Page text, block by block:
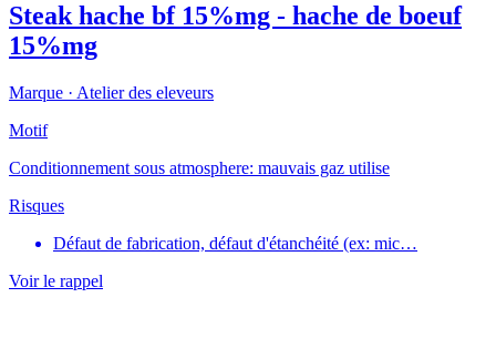
Steak hache bf 15%mg - hache de boeuf
15%mg
Marque · Atelier des eleveurs
Motif
Conditionnement sous atmosphere: mauvais gaz utilise
Risques
Défaut de fabrication, défaut d'étanchéité (ex: mic…
Voir le rappel